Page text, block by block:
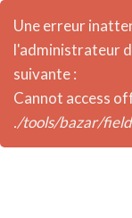
Une erreur
l'administrateur
suivante :
Cannot access
./tools/bazar/
Aller au contenu